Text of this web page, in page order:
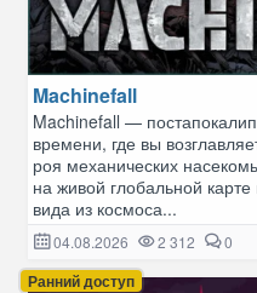
Machinefall
Machinefall —
времени, где вы
роя механических
на живой глобальной
вида из космоса...
04.08.2026 2 312 0
Ранний доступ